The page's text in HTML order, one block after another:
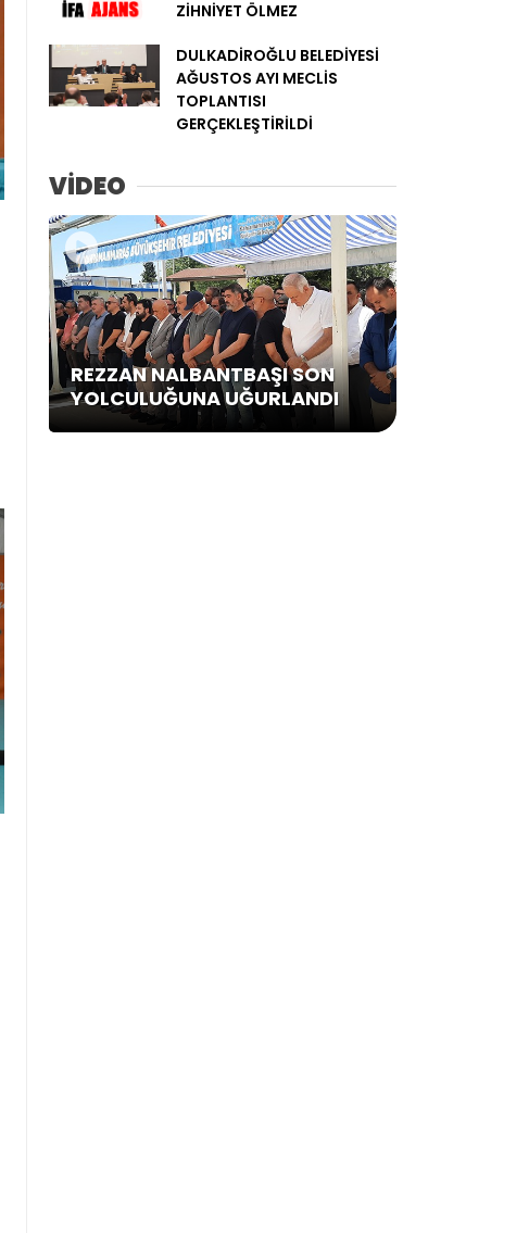
ZİHNİYET ÖLMEZ
DULKADİROĞLU BELEDİYESİ
AĞUSTOS AYI MECLİS
TOPLANTISI
GERÇEKLEŞTİRİLDİ
VİDEO
REZZAN NALBANTBAŞI SON
YOLCULUĞUNA UĞURLANDI